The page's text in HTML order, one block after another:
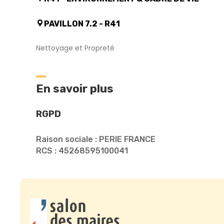
PAVILLON 7.2 - R41
Nettoyage et Propreté
En savoir plus
RGPD
Raison sociale : PERIE FRANCE
RCS : 45268595100041